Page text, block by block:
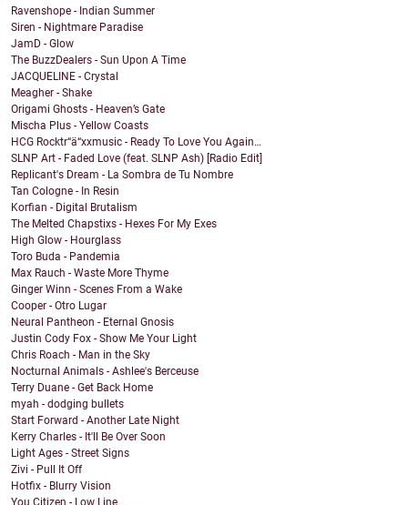
Ravenshope - Indian Summer
Siren - Nightmare Paradise
JamD - Glow
The BuzzDealers - Sun Upon A Time
JACQUELINE - Crystal
Meagher - Shake
Origami Ghosts - Heaven’s Gate
Mischa Plus - Yellow Coasts
HCG Rocktr“ä“xxmusic - Ready To Love You Again…
SLNP Art - Faded Love (feat. SLNP Ash) [Radio Edit]
Replicant's Dream - La Sombra de Tu Nombre
Tan Cologne - In Resin
Korfian - Digital Brutalism
The Melted Chapstixs - Hexes For My Exes
High Glow - Hourglass
Toro Buda - Pandemia
Max Rauch - Waste More Thyme
Ginger Winn - Scenes From a Wake
Cooper - Otro Lugar
Neural Pantheon - Eternal Gnosis
Justin Cody Fox - Show Me Your Light
Chris Roach - Man in the Sky
Nocturnal Animals - Ashlee's Berceuse
Terry Duane - Get Back Home
myah - dodging bullets
Start Forward - Another Late Night
Kerry Charles - It'll Be Over Soon
Light Ages - Street Signs
Zivi - Pull It Off
Hotfix - Blurry Vision
You Citizen - Low Line